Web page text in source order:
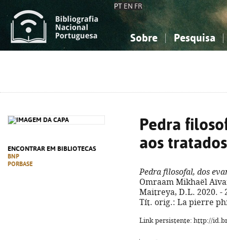
PT EN FR
Sobre Pesquisa
ENCONTRAR EM BIBLIOTECAS
BNP
PORBASE
Pedra
aos
Pedra filosofal, dos
Omraam Mikhaël
Maitreya, D.L. 2020. -
Tít. orig.: La pierre
Link persistente: http://